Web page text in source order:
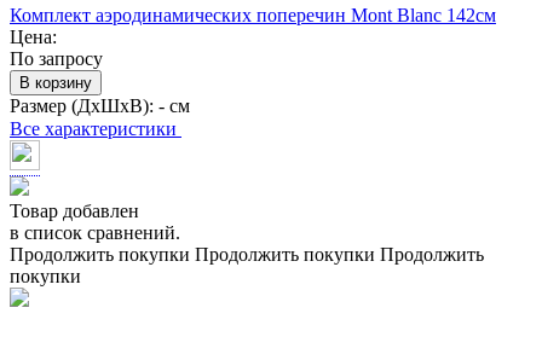
Комплект аэродинамических поперечин Mont Blanc 142см
Цена:
По запросу
В корзину
Размер (ДхШхВ): - см
Все характеристики
Товар добавлен
в список сравнений.
Продолжить покупки Продолжить покупки Продолжить
покупки